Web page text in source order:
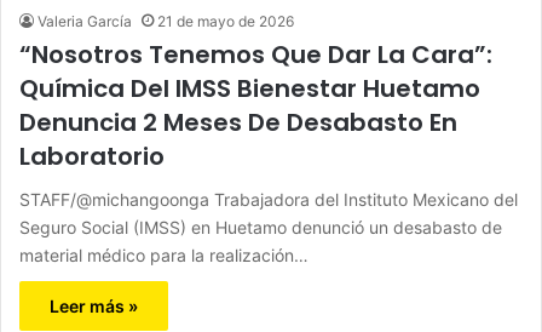
Valeria García 21 de mayo de 2026
“Nosotros Tenemos Que Dar La Cara”:
Química Del IMSS Bienestar Huetamo
Denuncia 2 Meses De Desabasto En
Laboratorio
STAFF/@michangoonga Trabajadora del Instituto Mexicano del
Seguro Social (IMSS) en Huetamo denunció un desabasto de
material médico para la realización…
Leer más »